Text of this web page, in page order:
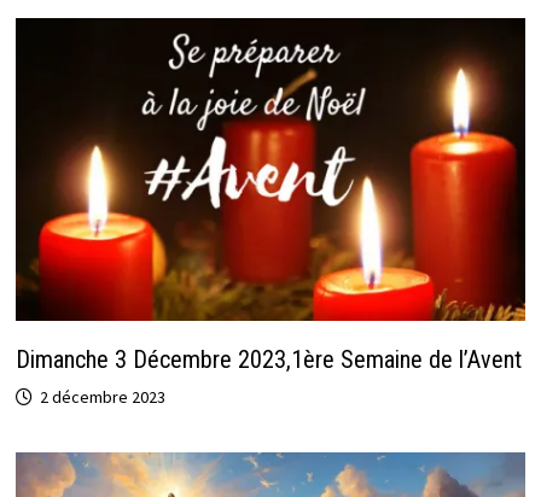
Dimanche 3 Décembre 2023,1ère Semaine de l’Avent
2 décembre 2023